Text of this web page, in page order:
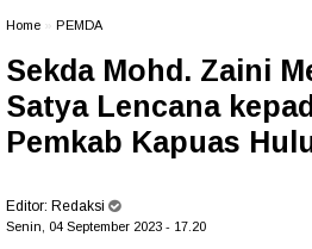
Home PEMDA
Sekda Mohd. Zaini
Satya Lencana
Pemkab Kapuas
Editor: Redaksi
Senin, 04 September 2023 - 17.20